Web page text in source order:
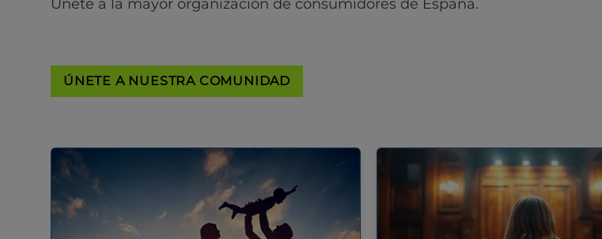
Únete a la mayor organización de consumidores de España.
ÚNETE A NUESTRA COMUNIDAD